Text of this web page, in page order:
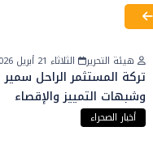
هيئة التحرير الثلاثاء 21 أبريل 2026 - 10:20
تركة المستثمر الراحل
وشبهات التمييز والإقصاء
أخبار الصحراء